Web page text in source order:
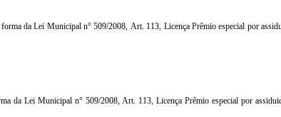
da Lei Municipal n° 509/2008, Art. 113, Licença Prêmio especial por
da Lei Municipal n° 509/2008, Art. 113, Licença Prêmio especial por